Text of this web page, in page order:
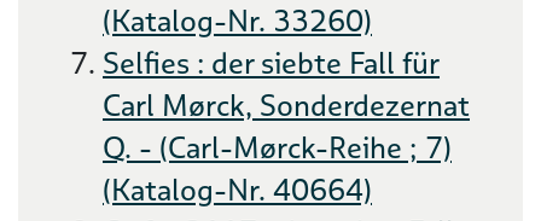
(Katalog-Nr. 33260)
Selfies : der siebte Fall für
Carl Mørck, Sonderdezernat
Q. - (Carl-Mørck-Reihe ; 7)
(Katalog-Nr. 40664)